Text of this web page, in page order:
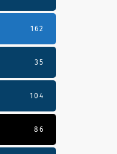
162
35
104
86